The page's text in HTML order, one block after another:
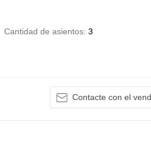
Cantidad de asientos 3
Contacte con el